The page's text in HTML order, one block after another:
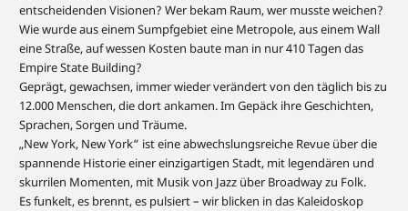
entscheidenden Visionen? Wer bekam Raum, wer musste weichen?
Wie wurdeaus einem Sumpfgebiet eine Metropole, aus einem Wall
eine Straße,auf wessen Kosten baute man in nur 410 Tagen das
Empire State Building?
Geprägt, gewachsen, immer wieder verändert von den täglich bis zu
12.000 Menschen, die dort ankamen. Im Gepäck ihre Geschichten,
Sprachen, Sorgen und Träume.
„New York, New York“ ist eine abwechslungsreiche Revue über die
spannende Historie einer einzigartigen Stadt, mit legendären und
skurrilen Momenten, mit Musik von Jazz über Broadway zu Folk.
Es funkelt, es brennt, es pulsiert – wir blicken in das Kaleidoskop